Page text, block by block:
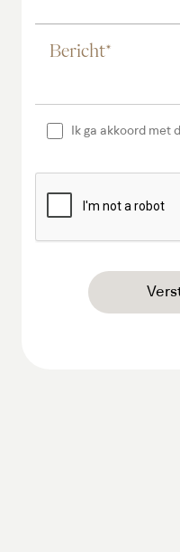
Ik ga akkoord met